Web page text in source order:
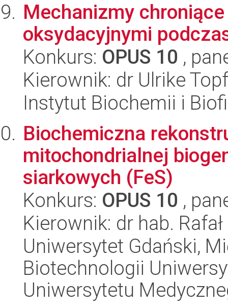
Mechanizmy
oksydacyjnymi
Konkurs: OPUS 10 ,
Kierownik: dr Ulrike Topf
Instytut Biochemii i
Biochemiczna
mitochondrialnej
siarkowych (FeS)
Konkurs: OPUS 10 ,
Kierownik: dr hab.
Uniwersytet Gdański,
Biotechnologii
Uniwersytetu